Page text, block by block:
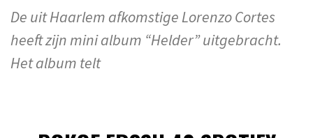
De uit Haarlem afkomstige Lorenzo Cortes
heeft zijn mini album “Helder” uitgebracht.
Het album telt